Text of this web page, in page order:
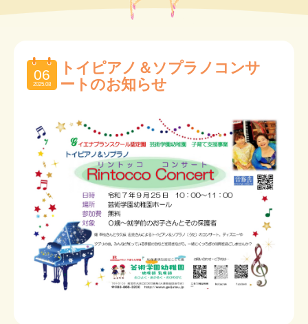
子育て支援
採用情報
交通アクセス
在園児の保護者専用ページ
お問い合わせ
メニューを閉じる
06
2025.08
トイピアノ＆ソプラノコンサ
ートのお知らせ